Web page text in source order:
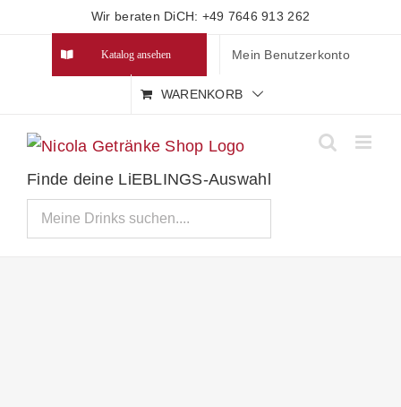
Wir beraten DiCH: +49 7646 913 262
Katalog ansehen Mein Benutzerkonto
WARENKORB
Finde deine LiEBLINGS-Auswahl